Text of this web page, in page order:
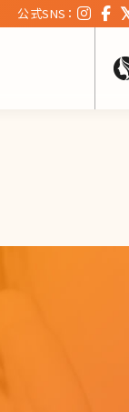
公式SNS：